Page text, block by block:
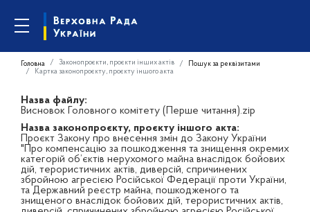
Головна Законопроєкти, проєкти інших актів
Пошук за реквізитами
Картка законопроєкту, проєкту іншого акта
Назва файлу:
Висновок Головного комітету (Перше читання).zip
Назва законопроєкту, проєкту іншого акта:
Проєкт Закону про внесення змін до Закону України
"Про компенсацію за пошкодження та знищення окремих
категорій об’єктів нерухомого майна внаслідок бойових
дій, терористичних актів, диверсій, спричинених
збройною агресією Російської Федерації проти України,
та Державний реєстр майна, пошкодженого та
знищеного внаслідок бойових дій, терористичних актів,